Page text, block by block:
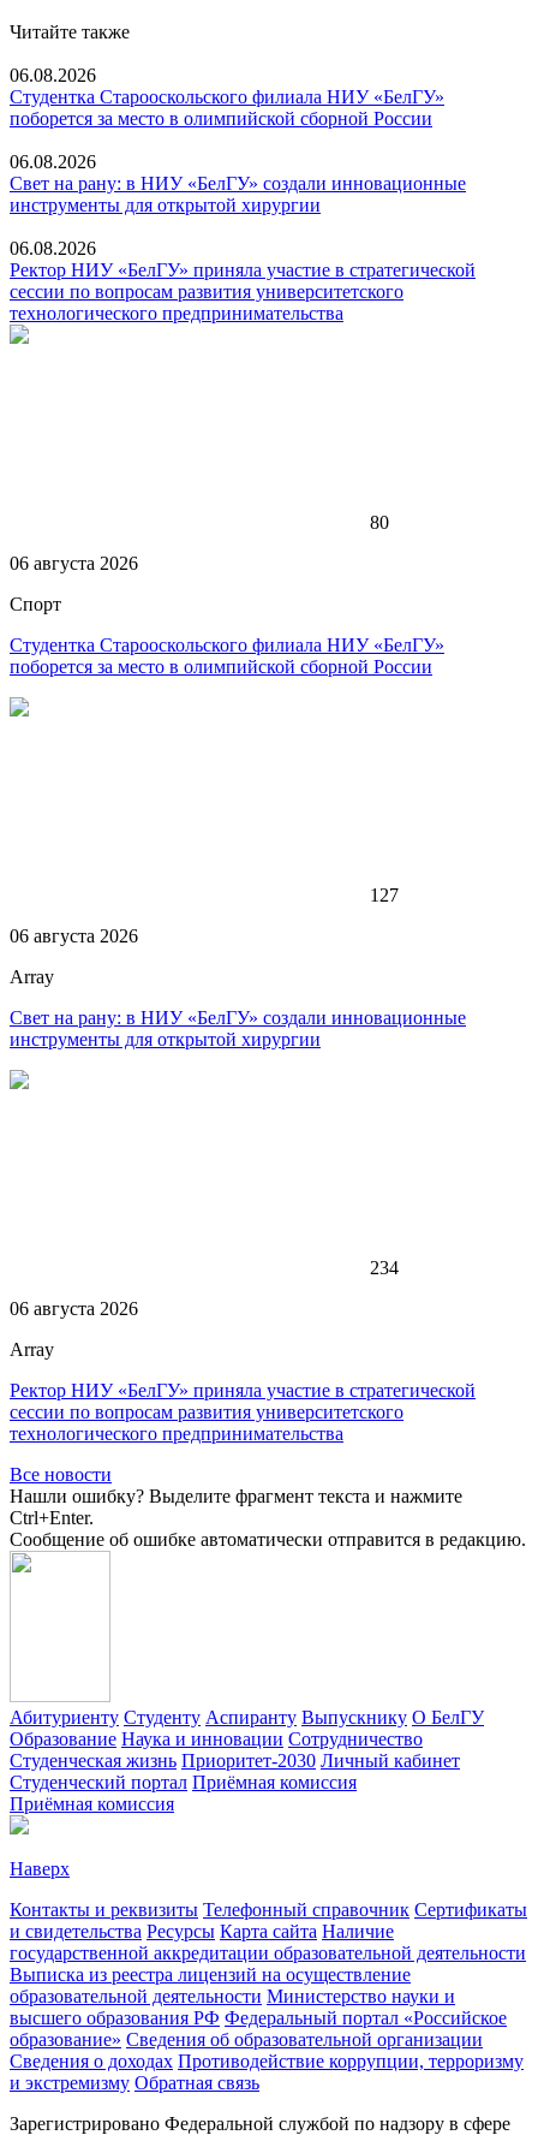
Читайте также
06.08.2026
Студентка Старооскольского филиала НИУ «БелГУ»
поборется за место в олимпийской сборной России
06.08.2026
Свет на рану: в НИУ «БелГУ» создали инновационные
инструменты для открытой хирургии
06.08.2026
Ректор НИУ «БелГУ» приняла участие в стратегической
сессии по вопросам развития университетского
технологического предпринимательства
80
06 августа 2026
Спорт
Студентка Старооскольского филиала НИУ «БелГУ»
поборется за место в олимпийской сборной России
127
06 августа 2026
Array
Свет на рану: в НИУ «БелГУ» создали инновационные
инструменты для открытой хирургии
234
06 августа 2026
Array
Ректор НИУ «БелГУ» приняла участие в стратегической
сессии по вопросам развития университетского
технологического предпринимательства
Все новости
Нашли ошибку? Выделите фрагмент текста и нажмите
Ctrl+Enter.
Сообщение об ошибке автоматически отправится в редакцию.
Абитуриенту Студенту Аспиранту Выпускнику О БелГУ
Образование Наука и инновации Сотрудничество
Студенческая жизнь Приоритет-2030 Личный кабинет
Студенческий портал Приёмная комиссия
Приёмная комиссия
Наверх
Контакты и реквизиты Телефонный справочник Сертификаты
и свидетельства Ресурсы Карта сайта Наличие
государственной аккредитации образовательной деятельности
Выписка из реестра лицензий на осуществление
образовательной деятельности Министерствo науки и
высшего образования РФ Федеральный портал «Российское
образование» Сведения об образовательной организации
Сведения о доходах Противодействие коррупции, терроризму
и экстремизму Обратная связь
Зарегистрировано Федеральной службой по надзору в сфере